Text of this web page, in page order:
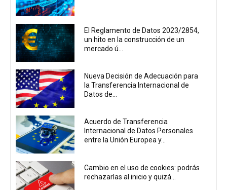
El Reglamento de Datos 2023/2854,
un hito en la construcción de un
mercado ú...
Nueva Decisión de Adecuación para
la Transferencia Internacional de
Datos de...
Acuerdo de Transferencia
Internacional de Datos Personales
entre la Unión Europea y...
Cambio en el uso de cookies: podrás
rechazarlas al inicio y quizá...